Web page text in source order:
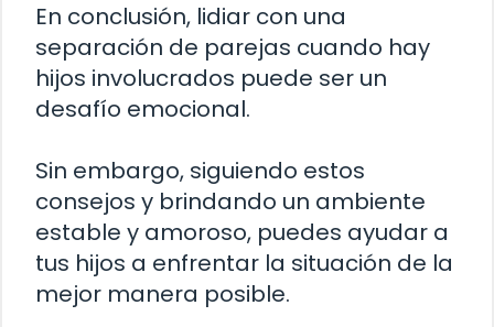
En conclusión, lidiar con una
separación de parejas cuando hay
hijos involucrados puede ser un
desafío emocional.
Sin embargo, siguiendo estos
consejos y brindando un ambiente
estable y amoroso, puedes ayudar a
tus hijos a enfrentar la situación de la
mejor manera posible.